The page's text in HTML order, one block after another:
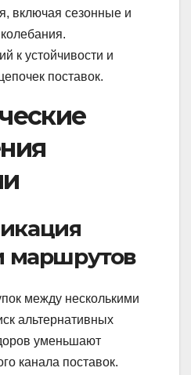
включая сезонные и
к устойчивости и
поставок.
маршрутов
между несколькими
альтернативных
уменьшают
канала поставок.